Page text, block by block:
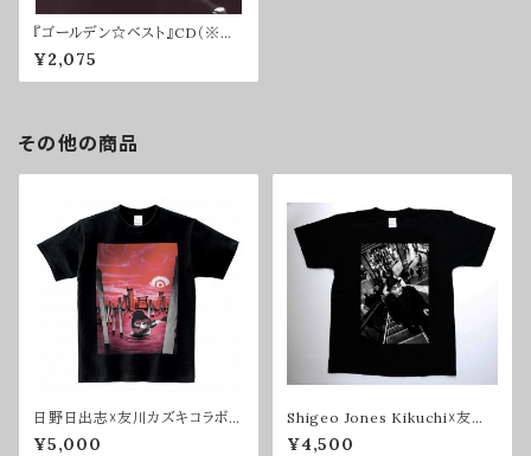
『ゴールデン☆ベスト』CD（※サ
イン入り）
¥2,075
その他の商品
日野日出志☓友川カズキコラボT
シャツ（黒）
¥5,000
Shigeo Jones Kikuchi☓友川
カズキコラボTシャツ
¥4,500